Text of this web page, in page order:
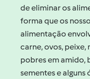
de eliminar os
forma que os
alimentação
carne, ovos, peixe,
pobres em amido,
sementes e alguns